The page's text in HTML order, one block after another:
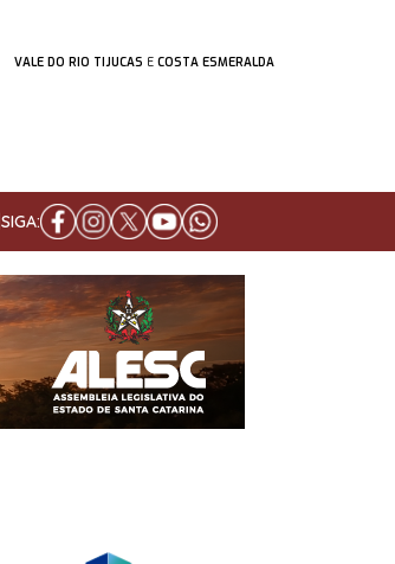
VALE DO RIO TIJUCAS E COSTA ESMERALDA
SIGA: